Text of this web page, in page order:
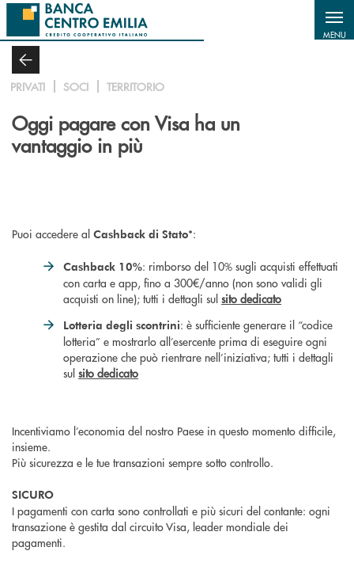
Salta al contenuto principale
MENU
PRIVATI SOCI TERRITORIO
Oggi pagare con Visa ha un
vantaggio in più
Puoi accedere al Cashback di Stato*:
Cashback 10%: rimborso del 10% sugli acquisti effettuati
con carta e app, fino a 300€/anno (non sono validi gli
acquisti on line); tutti i dettagli sul sito dedicato
Lotteria degli scontrini: è sufficiente generare il “codice
lotteria” e mostrarlo all’esercente prima di eseguire ogni
operazione che può rientrare nell’iniziativa; tutti i dettagli
sul sito dedicato
Incentiviamo l’economia del nostro Paese in questo momento difficile,
insieme.
Più sicurezza e le tue transazioni sempre sotto controllo.
SICURO
I pagamenti con carta sono controllati e più sicuri del contante: ogni
transazione è gestita dal circuito Visa, leader mondiale dei
pagamenti.